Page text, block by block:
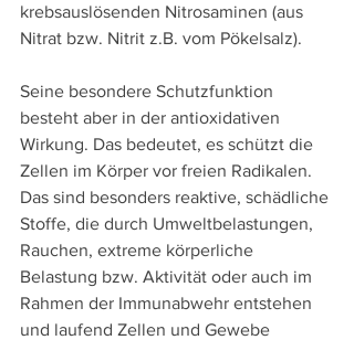
krebsauslösenden Nitrosaminen (aus
Nitrat bzw. Nitrit z.B. vom Pökelsalz).
Seine besondere Schutzfunktion
besteht aber in der antioxidativen
Wirkung. Das bedeutet, es schützt die
Zellen im Körper vor freien Radikalen.
Das sind besonders reaktive, schädliche
Stoffe, die durch Umweltbelastungen,
Rauchen, extreme körperliche
Belastung bzw. Aktivität oder auch im
Rahmen der Immunabwehr entstehen
und laufend Zellen und Gewebe